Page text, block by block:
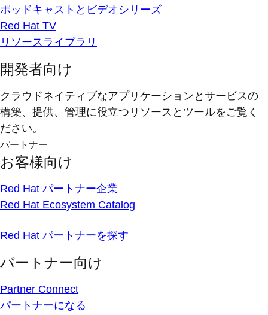
ポッドキャストとビデオシリーズ
Red Hat TV
リソースライブラリ
開発者向け
クラウドネイティブなアプリケーションとサービスの
構築、提供、管理に役立つリソースとツールをご覧く
ださい。
パートナー
お客様向け
Red Hat パートナー企業
Red Hat Ecosystem Catalog
Red Hat パートナーを探す
パートナー向け
Partner Connect
パートナーになる